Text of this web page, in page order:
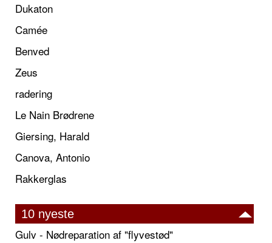
Dukaton
Camée
Benved
Zeus
radering
Le Nain Brødrene
Giersing, Harald
Canova, Antonio
Rakkerglas
10 nyeste
Gulv - Nødreparation af "flyvestød"